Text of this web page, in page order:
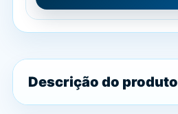
Descrição do produto